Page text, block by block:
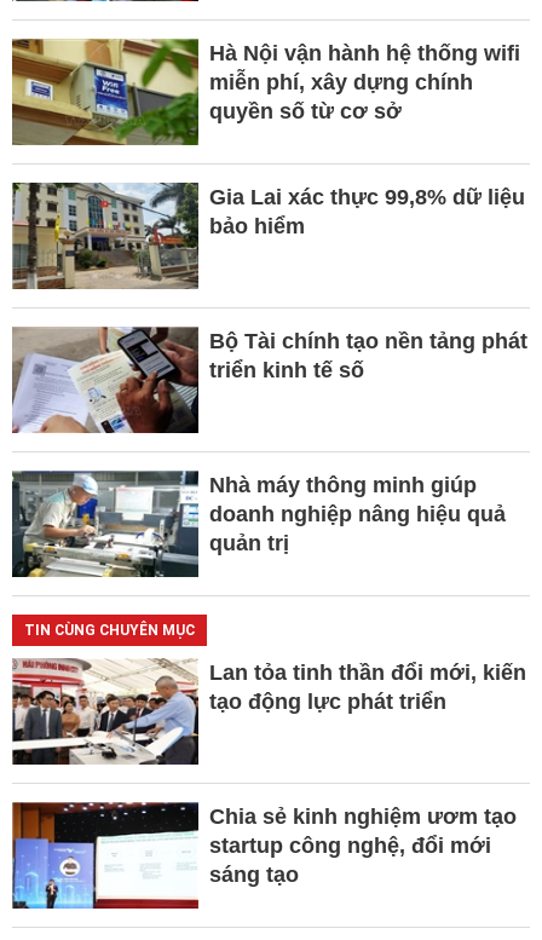
Hà Nội vận hành hệ thống wifi
miễn phí, xây dựng chính
quyền số từ cơ sở
Gia Lai xác thực 99,8% dữ liệu
bảo hiểm
Bộ Tài chính tạo nền tảng phát
triển kinh tế số
Nhà máy thông minh giúp
doanh nghiệp nâng hiệu quả
quản trị
TIN CÙNG CHUYÊN MỤC
Lan tỏa tinh thần đổi mới, kiến
tạo động lực phát triển
Chia sẻ kinh nghiệm ươm tạo
startup công nghệ, đổi mới
sáng tạo